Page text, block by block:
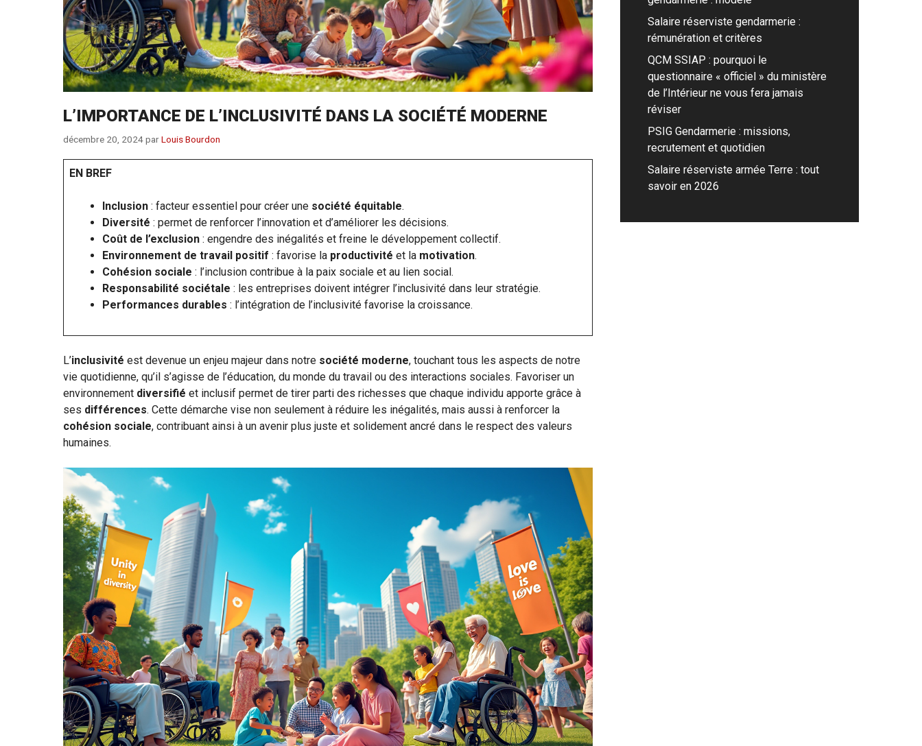
L’IMPORTANCE DE L’INCLUSIVITÉ DANS LA SOCIÉTÉ MODERNE
décembre 20, 2024parLouis Bourdon
EN BREF
Inclusion : facteur essentiel pour créer une société équitable.
Diversité : permet de renforcer l’innovation et d’améliorer les décisions.
Coût de l’exclusion : engendre des inégalités et freine le développement collectif.
Environnement de travail positif : favorise la productivité et la motivation.
Cohésion sociale : l’inclusion contribue à la paix sociale et au lien social.
Responsabilité sociétale : les entreprises doivent intégrer l’inclusivité dans leur stratégie.
Performances durables : l’intégration de l’inclusivité favorise la croissance.
L’inclusivité est devenue un enjeu majeur dans notre société moderne, touchant tous les aspects de notre
vie quotidienne, qu’il s’agisse de l’éducation, du monde du travail ou des interactions sociales. Favoriser un
environnement diversifié et inclusif permet de tirer parti des richesses que chaque individu apporte grâce à
ses différences. Cette démarche vise non seulement à réduire les inégalités, mais aussi à renforcer la
cohésion sociale, contribuant ainsi à un avenir plus juste et solidement ancré dans le respect des valeurs
humaines.
Salaire réserviste gendarmerie :
rémunération et critères
QCM SSIAP : pourquoi le
questionnaire « officiel » du ministère
de l’Intérieur ne vous fera jamais
réviser
PSIG Gendarmerie : missions,
recrutement et quotidien
Salaire réserviste armée Terre : tout
savoir en 2026